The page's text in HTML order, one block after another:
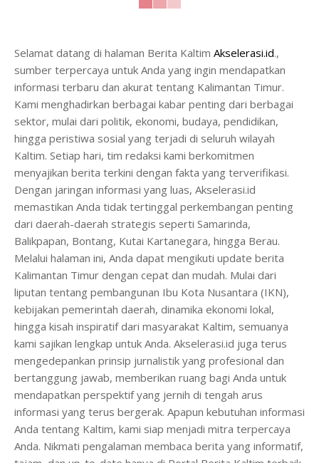
Selamat datang di halaman Berita Kaltim Akselerasi.id.,
sumber terpercaya untuk Anda yang ingin mendapatkan
informasi terbaru dan akurat tentang Kalimantan Timur.
Kami menghadirkan berbagai kabar penting dari berbagai
sektor, mulai dari politik, ekonomi, budaya, pendidikan,
hingga peristiwa sosial yang terjadi di seluruh wilayah
Kaltim. Setiap hari, tim redaksi kami berkomitmen
menyajikan berita terkini dengan fakta yang terverifikasi.
Dengan jaringan informasi yang luas, Akselerasi.id
memastikan Anda tidak tertinggal perkembangan penting
dari daerah-daerah strategis seperti Samarinda,
Balikpapan, Bontang, Kutai Kartanegara, hingga Berau.
Melalui halaman ini, Anda dapat mengikuti update berita
Kalimantan Timur dengan cepat dan mudah. Mulai dari
liputan tentang pembangunan Ibu Kota Nusantara (IKN),
kebijakan pemerintah daerah, dinamika ekonomi lokal,
hingga kisah inspiratif dari masyarakat Kaltim, semuanya
kami sajikan lengkap untuk Anda. Akselerasi.id juga terus
mengedepankan prinsip jurnalistik yang profesional dan
bertanggung jawab, memberikan ruang bagi Anda untuk
mendapatkan perspektif yang jernih di tengah arus
informasi yang terus bergerak. Apapun kebutuhan informasi
Anda tentang Kaltim, kami siap menjadi mitra terpercaya
Anda. Nikmati pengalaman membaca berita yang informatif,